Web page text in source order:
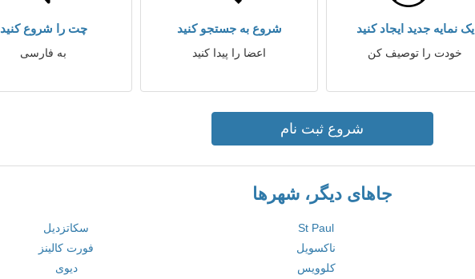
یک نمایه جدید ایجاد کنید
خودت را توصیف کن
شروع به جستجو کنید
اعضا را پیدا کنید
چت را شروع کنید
به فارسی
شروع ثبت نام
جاهای دیگر، شهرها
St Paul
سکاتزدیل
ناکسویل
فورت کالینز
کلوویس دیوی